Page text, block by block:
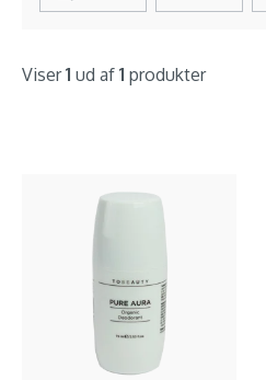
Viser1 ud af 1 produkter